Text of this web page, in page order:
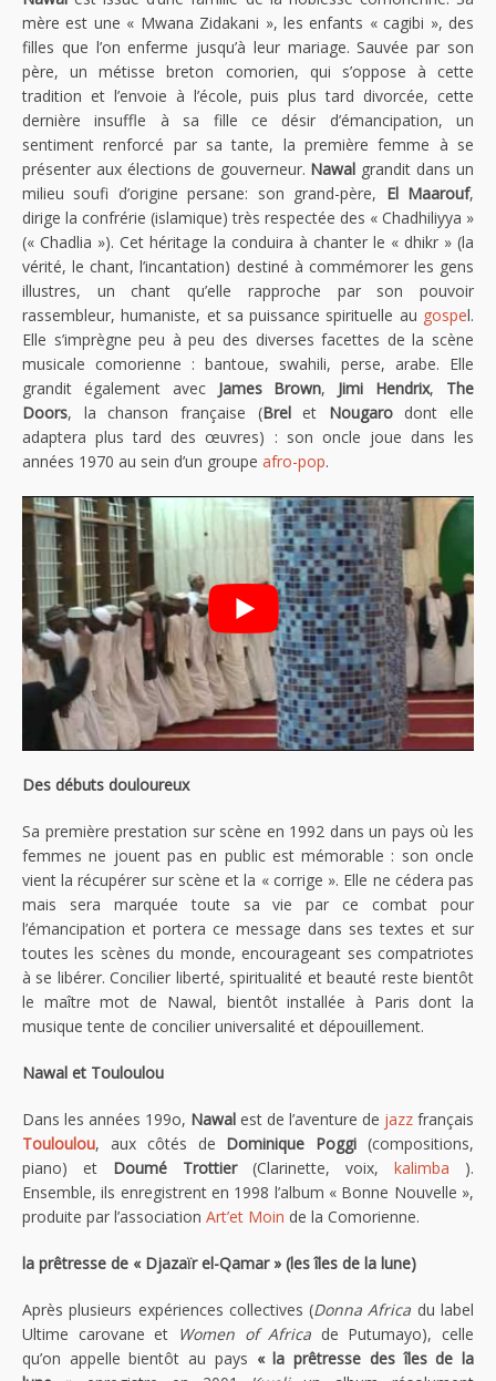
mère est une « Mwana Zidakani », les enfants « cagibi », des
filles que l’on enferme jusqu’à leur mariage. Sauvée par son
père, un métisse breton comorien, qui s’oppose à cette
tradition et l’envoie à l’école, puis plus tard divorcée, cette
dernière insuffle à sa fille ce désir d’émancipation, un
sentiment renforcé par sa tante, la première femme à se
présenter aux élections de gouverneur. Nawal grandit dans un
milieu soufi d’origine persane: son grand-père, El Maarouf,
dirige la confrérie (islamique) très respectée des « Chadhiliyya »
(« Chadlia »). Cet héritage la conduira à chanter le « dhikr » (la
vérité, le chant, l’incantation) destiné à commémorer les gens
illustres, un chant qu’elle rapproche par son pouvoir
rassembleur, humaniste, et sa puissance spirituelle au gospel.
Elle s’imprègne peu à peu des diverses facettes de la scène
musicale comorienne : bantoue, swahili, perse, arabe. Elle
grandit également avec James Brown, Jimi Hendrix, The
Doors, la chanson française (Brelet Nougarodont elle
adaptera plus tard des œuvres) : son oncle joue dans les
années 1970 au sein d’un groupe afro-pop.
Des débuts douloureux
Sa première prestation sur scène en 1992 dans un pays où les
femmes ne jouent pas en public est mémorable : son oncle
vient la récupérer sur scène et la « corrige ». Elle ne cédera pas
mais sera marquée toute sa vie par ce combat pour
l’émancipation et portera ce message dans ses textes et sur
toutes les scènes du monde, encourageant ses compatriotes
à se libérer. Concilier liberté, spiritualité et beauté reste bientôt
le maître mot de Nawal, bientôt installée à Paris dont la
musique tente de concilier universalité et dépouillement.
Nawal et Touloulou
Dans les années 199o, Nawal est de l’aventure de jazz français
Touloulou, aux côtés de Dominique Poggi (compositions,
piano) et Doumé Trottier(Clarinette, voix, kalimba ).
Ensemble, ils enregistrent en 1998 l’album « Bonne Nouvelle »,
produite par l’association Art’et Moin de la Comorienne.
la prêtresse de « Djazaïr el-Qamar » (les îles de la lune)
Après plusieurs expériences collectives (Donna Africa du label
Ultime carovane et Women of Africa de Putumayo), celle
qu’on appelle bientôt au pays « la prêtresse des îles de la